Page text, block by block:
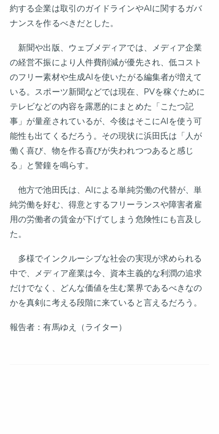
約する企業は取引のガイドラインやAIに関するガバ
ナンスを作るべきだとした。
新聞や出版、ウェブメディアでは、メディア企業
の経営不振により人件費削減が優先され、低コスト
のフリー素材や生成AIを使いたがる編集者が増えて
いる。スポーツ新聞などでは現在、PVを稼ぐために
テレビなどの内容を露悪的にまとめた「こたつ記
事」が量産されているが、今後はそこにAIを使う可
能性も出てくるだろう。その現状に浜田氏は「人が
働く喜び、物を作る喜びが失われつつあると感じ
る」と警鐘を鳴らす。
他方で池田氏は、AIによる単純労働の代替が、単
純労働を好む、得意とするフリーランスや障害者雇
用の労働者の賃金が下げてしまう危険性にも言及し
た。
多様でインクルーシブな社会の実現が求められる
中で、メディア産業は今、資本主義的な利潤の追求
だけでなく、どんな価値を生む業界であるべきなの
かを真剣に考える段階に来ていると言えるだろう。
報告者：有馬ゆえ（ライター）